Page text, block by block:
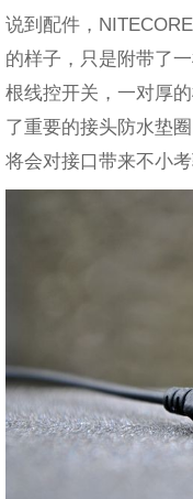
说到配件，
的样子，只是附带了
根线控开关，一对厚
了重要的接头防水垫
将会对接口带来不小考